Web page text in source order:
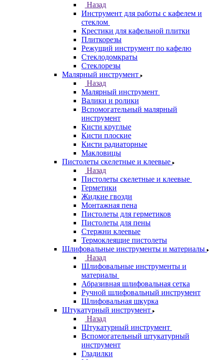
Назад
Инструмент для работы с кафелем и
стеклом
Крестики для кафельной плитки
Плиткорезы
Режущий инструмент по кафелю
Стеклодомкраты
Стеклорезы
Малярный инструмент
Назад
Малярный инструмент
Валики и ролики
Вспомогательный малярный
инструмент
Кисти круглые
Кисти плоские
Кисти радиаторные
Макловицы
Пистолеты скелетные и клеевые
Назад
Пистолеты скелетные и клеевые
Герметики
Жидкие гвозди
Монтажная пена
Пистолеты для герметиков
Пистолеты для пены
Стержни клеевые
Термоклеящие пистолеты
Шлифовальные инструменты и материалы
Назад
Шлифовальные инструменты и
материалы
Абразивная шлифовальная сетка
Ручной шлифовальный инструмент
Шлифовальная шкурка
Штукатурный инструмент
Назад
Штукатурный инструмент
Вспомогательный штукатурный
инструмент
Гладилки